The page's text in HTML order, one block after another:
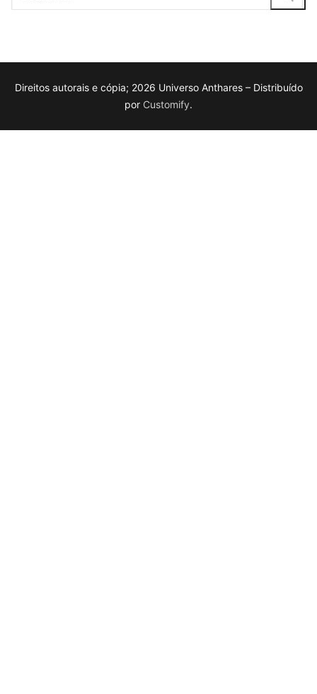
por:
Direitos autorais e cópia; 2026 Universo Anthares – Distribuído
por Customify.